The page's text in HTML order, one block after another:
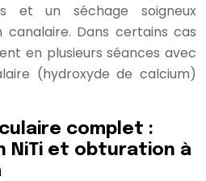
et un séchage soigneux
canalaire. Dans certains cas
en plusieurs séances avec
(hydroxyde de calcium)
complet :
NiTi et obturation à